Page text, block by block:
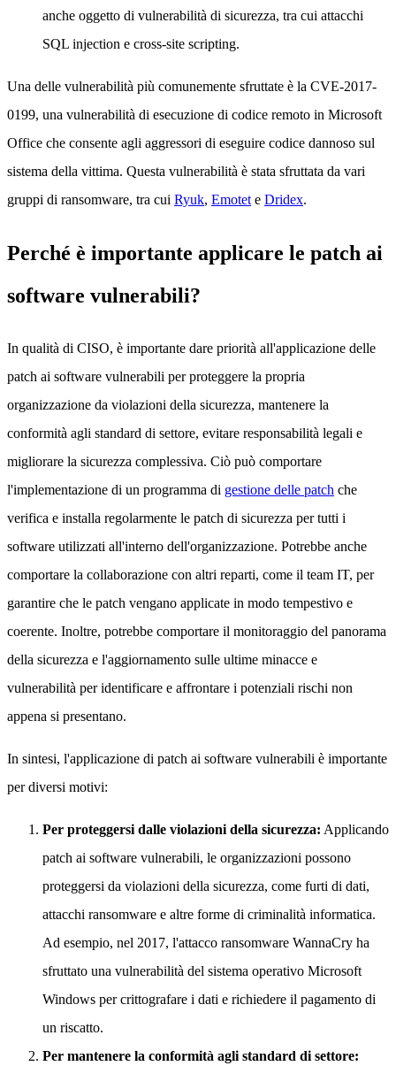
anche oggetto di vulnerabilità di sicurezza, tra cui attacchi
SQL injection e cross-site scripting.
Una delle vulnerabilità più comunemente sfruttate è la CVE-2017-
0199, una vulnerabilità di esecuzione di codice remoto in Microsoft
Office che consente agli aggressori di eseguire codice dannoso sul
sistema della vittima. Questa vulnerabilità è stata sfruttata da vari
gruppi di ransomware, tra cui Ryuk, Emotete Dridex.
Perché è importante applicare le patch ai
software vulnerabili?
In qualità di CISO, è importante dare priorità all'applicazione delle
patch ai software vulnerabili per proteggere la propria
organizzazione da violazioni della sicurezza, mantenere la
conformità agli standard di settore, evitare responsabilità legali e
migliorare la sicurezza complessiva. Ciò può comportare
l'implementazione di un programma di gestione delle patch che
verifica e installa regolarmente le patch di sicurezza per tutti i
software utilizzati all'interno dell'organizzazione. Potrebbe anche
comportare la collaborazione con altri reparti, come il team IT, per
garantire che le patch vengano applicate in modo tempestivo e
coerente. Inoltre, potrebbe comportare il monitoraggio del panorama
della sicurezza e l'aggiornamento sulle ultime minacce e
vulnerabilità per identificare e affrontare i potenziali rischi non
appena si presentano.
In sintesi, l'applicazione di patch ai software vulnerabili è importante
per diversi motivi:
Per proteggersi dalle violazioni della sicurezza: Applicando
patch ai software vulnerabili, le organizzazioni possono
proteggersi da violazioni della sicurezza, come furti di dati,
attacchi ransomware e altre forme di criminalità informatica.
Ad esempio, nel 2017, l'attacco ransomware WannaCry ha
sfruttato una vulnerabilità del sistema operativo Microsoft
Windows per crittografare i dati e richiedere il pagamento di
un riscatto.
Per mantenere la conformità agli standard di settore: